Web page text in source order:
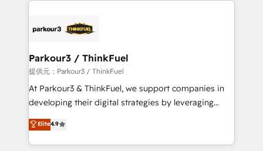
strategies that integrate data-driven marketing,
companies scale faster and smarter. 🔹 BOOMS:
Demand generation for all your buyers With BOOMS,
you invest in 100% of your buyers, accelerating your
growth and positioning yourself as an undisputed
transformation process A methodology designed to
implement HubSpot effectively and optimize your
Parkour3 / ThinkFuel
提供元：Parkour3 / ThinkFuel
At Parkour3 & ThinkFuel, we support companies in
developing their digital strategies by leveraging
technologies and automating their marketing and
sales processes to generate growth. Our offer spans
from Strategy to Operations. We specialize in CRM
Elite4.9